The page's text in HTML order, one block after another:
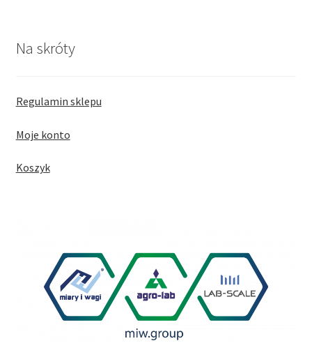
Na skróty
Regulamin sklepu
Moje konto
Koszyk